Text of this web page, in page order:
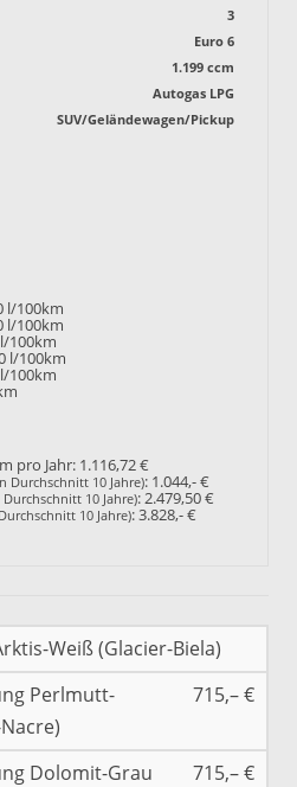
3
Euro 6
1.199 ccm
Autogas LPG
SUV/Geländewagen/Pickup
l/100km
l/100km
100km
l/100km
100km
pro Jahr: 1.116,72 €
Durchschnitt 10 Jahre): 1.044,- €
10 Jahre):2.479,50 €
10 Jahre):3.828,- €
Weiß (Glacier-Biela)
Perlmutt-
715,– €
Dolomit-Grau
715,– €